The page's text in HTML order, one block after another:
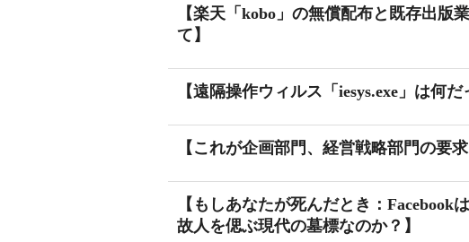
【楽天「kobo」の無償配布と既存出版
て】
【遠隔操作ウィルス「iesys.exe」は何だ
【これが企画部門、経営戦略部門の要
【もしあなたが死んだとき：Facebook
故人を偲ぶ現代の墓標なのか？】